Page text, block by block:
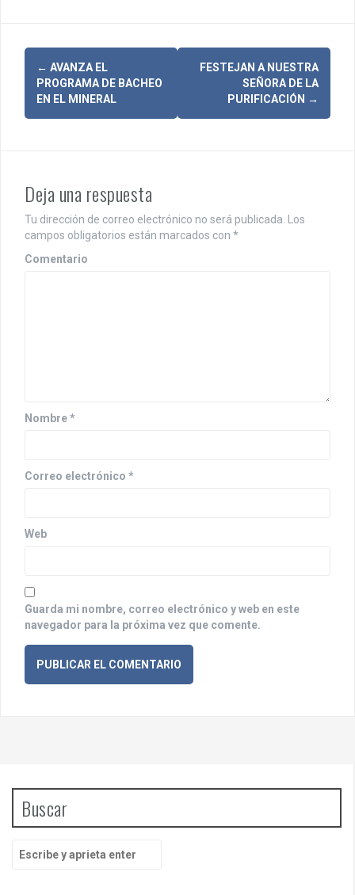
N
g
a
c
i
e
t
r
a
d
s
← AVANZA EL
PROGRAMA DE BACHEO
EN EL MINERAL
FESTEJAN A NUESTRA
SEÑORA DE LA
PURIFICACIÓN →
Deja una respuesta
Tu dirección de correo electrónico no será publicada.
Los
campos obligatorios están marcados con *
Comentario
Nombre*
Correo electrónico *
Web
Guarda mi nombre, correo electrónico y web en este
navegador para la próxima vez que comente.
Buscar